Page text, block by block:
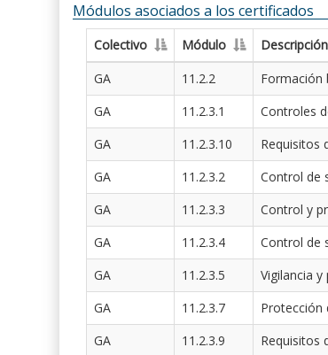
Módulos asociados a los certificados
Colectivo Módulo
Descripción
GA
11.2.2
Formación
GA
11.2.3.1
Controles
GA
11.2.3.10
Requisitos
GA
11.2.3.2
Control de
GA
11.2.3.3
Control y
GA
11.2.3.4
Control de
GA
11.2.3.5
Vigilancia y
GA
11.2.3.7
Protección
GA
11.2.3.9
Requisitos